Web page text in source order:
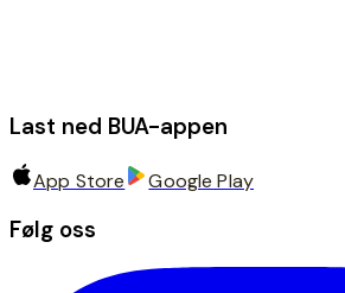
Last ned BUA-appen
App Store Google Play
Følg oss